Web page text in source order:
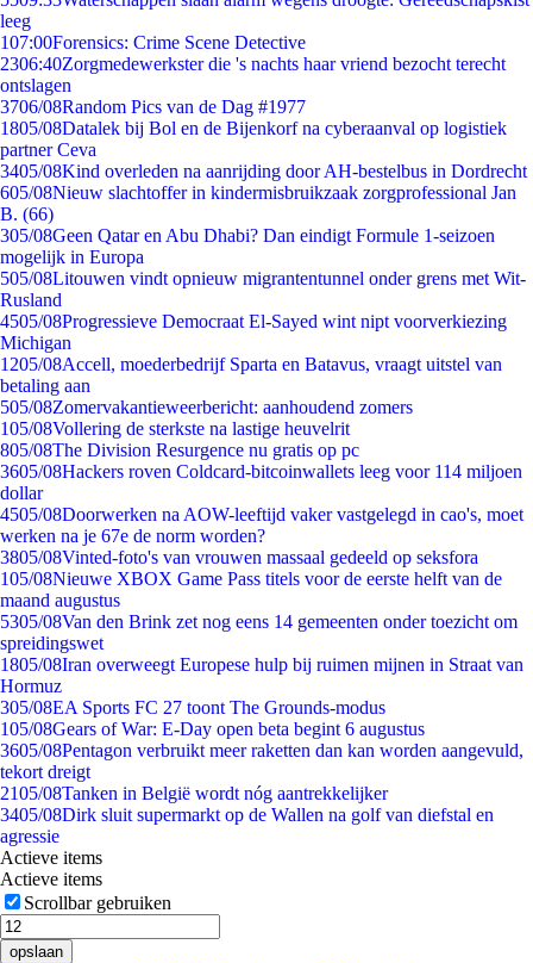
leeg
107:00Forensics: Crime Scene Detective
2306:40Zorgmedewerkster die 's nachts haar vriend bezocht terecht
ontslagen
3706/08Random Pics van de Dag #1977
1805/08Datalek bij Bol en de Bijenkorf na cyberaanval op logistiek
partner Ceva
3405/08Kind overleden na aanrijding door AH-bestelbus in Dordrecht
605/08Nieuw slachtoffer in kindermisbruikzaak zorgprofessional Jan
B. (66)
305/08Geen Qatar en Abu Dhabi? Dan eindigt Formule 1-seizoen
mogelijk in Europa
505/08Litouwen vindt opnieuw migrantentunnel onder grens met Wit-
Rusland
4505/08Progressieve Democraat El-Sayed wint nipt voorverkiezing
Michigan
1205/08Accell, moederbedrijf Sparta en Batavus, vraagt uitstel van
betaling aan
505/08Zomervakantieweerbericht: aanhoudend zomers
105/08Vollering de sterkste na lastige heuvelrit
805/08The Division Resurgence nu gratis op pc
3605/08Hackers roven Coldcard-bitcoinwallets leeg voor 114 miljoen
dollar
4505/08Doorwerken na AOW-leeftijd vaker vastgelegd in cao's, moet
werken na je 67e de norm worden?
3805/08Vinted-foto's van vrouwen massaal gedeeld op seksfora
105/08Nieuwe XBOX Game Pass titels voor de eerste helft van de
maand augustus
5305/08Van den Brink zet nog eens 14 gemeenten onder toezicht om
spreidingswet
1805/08Iran overweegt Europese hulp bij ruimen mijnen in Straat van
Hormuz
305/08EA Sports FC 27 toont The Grounds-modus
105/08Gears of War: E-Day open beta begint 6 augustus
3605/08Pentagon verbruikt meer raketten dan kan worden aangevuld,
tekort dreigt
2105/08Tanken in België wordt nóg aantrekkelijker
3405/08Dirk sluit supermarkt op de Wallen na golf van diefstal en
agressie
Actieve items
Actieve items
Scrollbar gebruiken
opslaan